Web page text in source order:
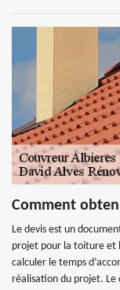
Comment
Le devis est un
projet pour la toiture et
calculer le temps
réalisation du projet. Le